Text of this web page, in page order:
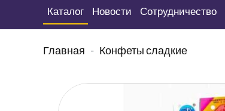
Каталог Новости Сотрудничество
Главная Конфеты сладкие